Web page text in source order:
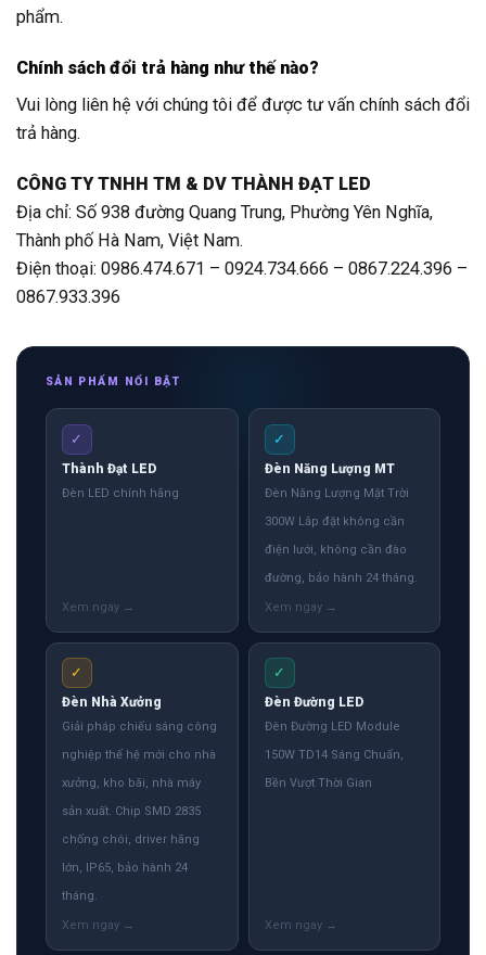
phẩm.
Chính sách đổi trả hàng như thế nào?
Vui lòng liên hệ với chúng tôi để được tư vấn chính sách đổi
trả hàng.
CÔNG TY TNHH TM & DV THÀNH ĐẠT LED
Địa chỉ: Số 938 đường Quang Trung, Phường Yên Nghĩa,
Thành phố Hà Nam, Việt Nam.
Điện thoại: 0986.474.671 – 0924.734.666 – 0867.224.396 –
0867.933.396
SẢN PHẨM NỔI BẬT
✓
Thành Đạt LED
Đèn LED chính hãng
✓
Đèn Năng Lượng MT
Đèn Năng Lượng Mặt Trời
300W Lắp đặt không cần
điện lưới, không cần đào
đường, bảo hành 24 tháng.
✓
Đèn Nhà Xưởng
Giải pháp chiếu sáng công
nghiệp thế hệ mới cho nhà
xưởng, kho bãi, nhà máy
sản xuất. Chip SMD 2835
chống chói, driver hãng
lớn, IP65, bảo hành 24
tháng.
✓
Đèn Đường LED
Đèn Đường LED Module
150W TD14 Sáng Chuẩn,
Bền Vượt Thời Gian